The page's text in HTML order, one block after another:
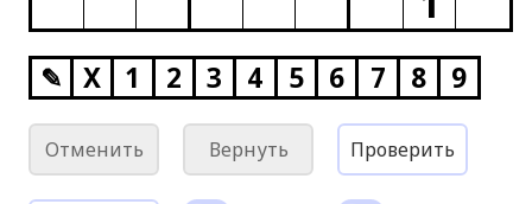
✎ X 1 2 3 4 5 6 7 8 9
Отменить Вернуть Проверить